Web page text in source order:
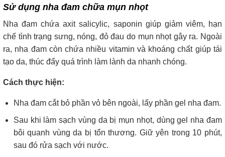
Sử dụng nha đam chữa mụn nhọt
Nha đam chứa axit salicylic, saponin giúp giảm viêm, hạn
chế tình trạng sưng, nóng, đỏ đau do mụn nhọt gây ra. Ngoài
ra, nha đam còn chứa nhiều vitamin và khoáng chất giúp tái
tạo da, thúc đẩy quá trình làm lành da nhanh chóng.
Cách thực hiện:
Nha đam cắt bỏ phần vỏ bên ngoài, lấy phần gel nha đam.
Sau khi làm sạch vùng da bị mụn nhọt, dùng gel nha đam
bôi quanh vùng da bị tổn thương. Giữ yên trong 10 phút,
sau đó rửa sạch với nước.